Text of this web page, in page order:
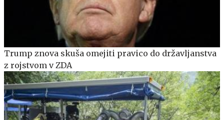
Trump znova skuša omejiti pravico do državljanstva
z rojstvom v ZDA